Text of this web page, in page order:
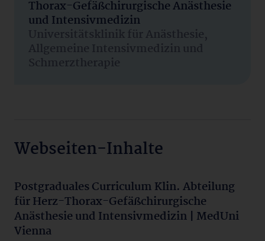
Thorax-Gefäßchirurgische Anästhesie
und Intensivmedizin
Universitätsklinik für Anästhesie,
Allgemeine Intensivmedizin und
Schmerztherapie
Webseiten-Inhalte
Postgraduales Curriculum Klin. Abteilung
für Herz-Thorax-Gefäßchirurgische
Anästhesie und Intensivmedizin | MedUni
Vienna